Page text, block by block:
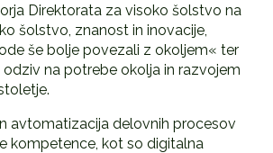
Direktorata za visoko šolstvo na
šolstvo, znanost in inovacije,
še bolje povezali z okoljem« ter
na potrebe okolja in razvojem
avtomatizacija delovnih procesov
kompetence, kot so digitalna